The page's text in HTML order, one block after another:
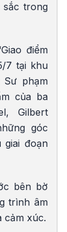
trong
điểm
7 tại khu
phạm
của ba
Gilbert
góc
giai đoạn
bên bờ
trình âm
cảm xúc.